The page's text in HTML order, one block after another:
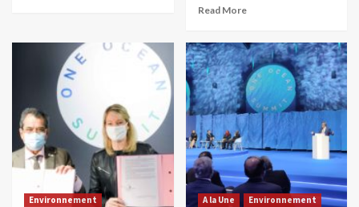
Read More
Environnement A la Une Environnement